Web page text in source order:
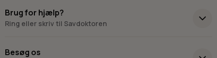
Brug for hjælp?
Ring eller skriv til Savdoktoren
Besøg os